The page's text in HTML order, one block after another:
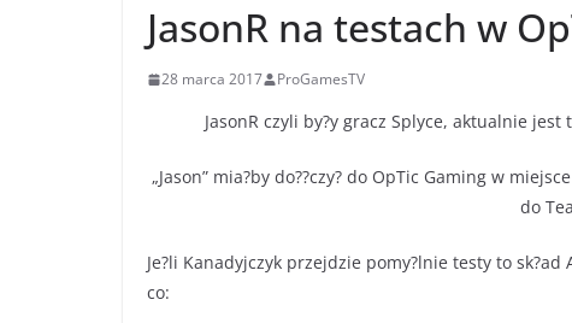
JasonR na testach w
28 marca 2017 ProGamesTV
JasonR czyli by?y gracz Splyce, aktualnie
„Jason” mia?by do??czy? do OpTic Gaming w
do
Je?li Kanadyjczyk przejdzie pomy?lnie testy to
co: